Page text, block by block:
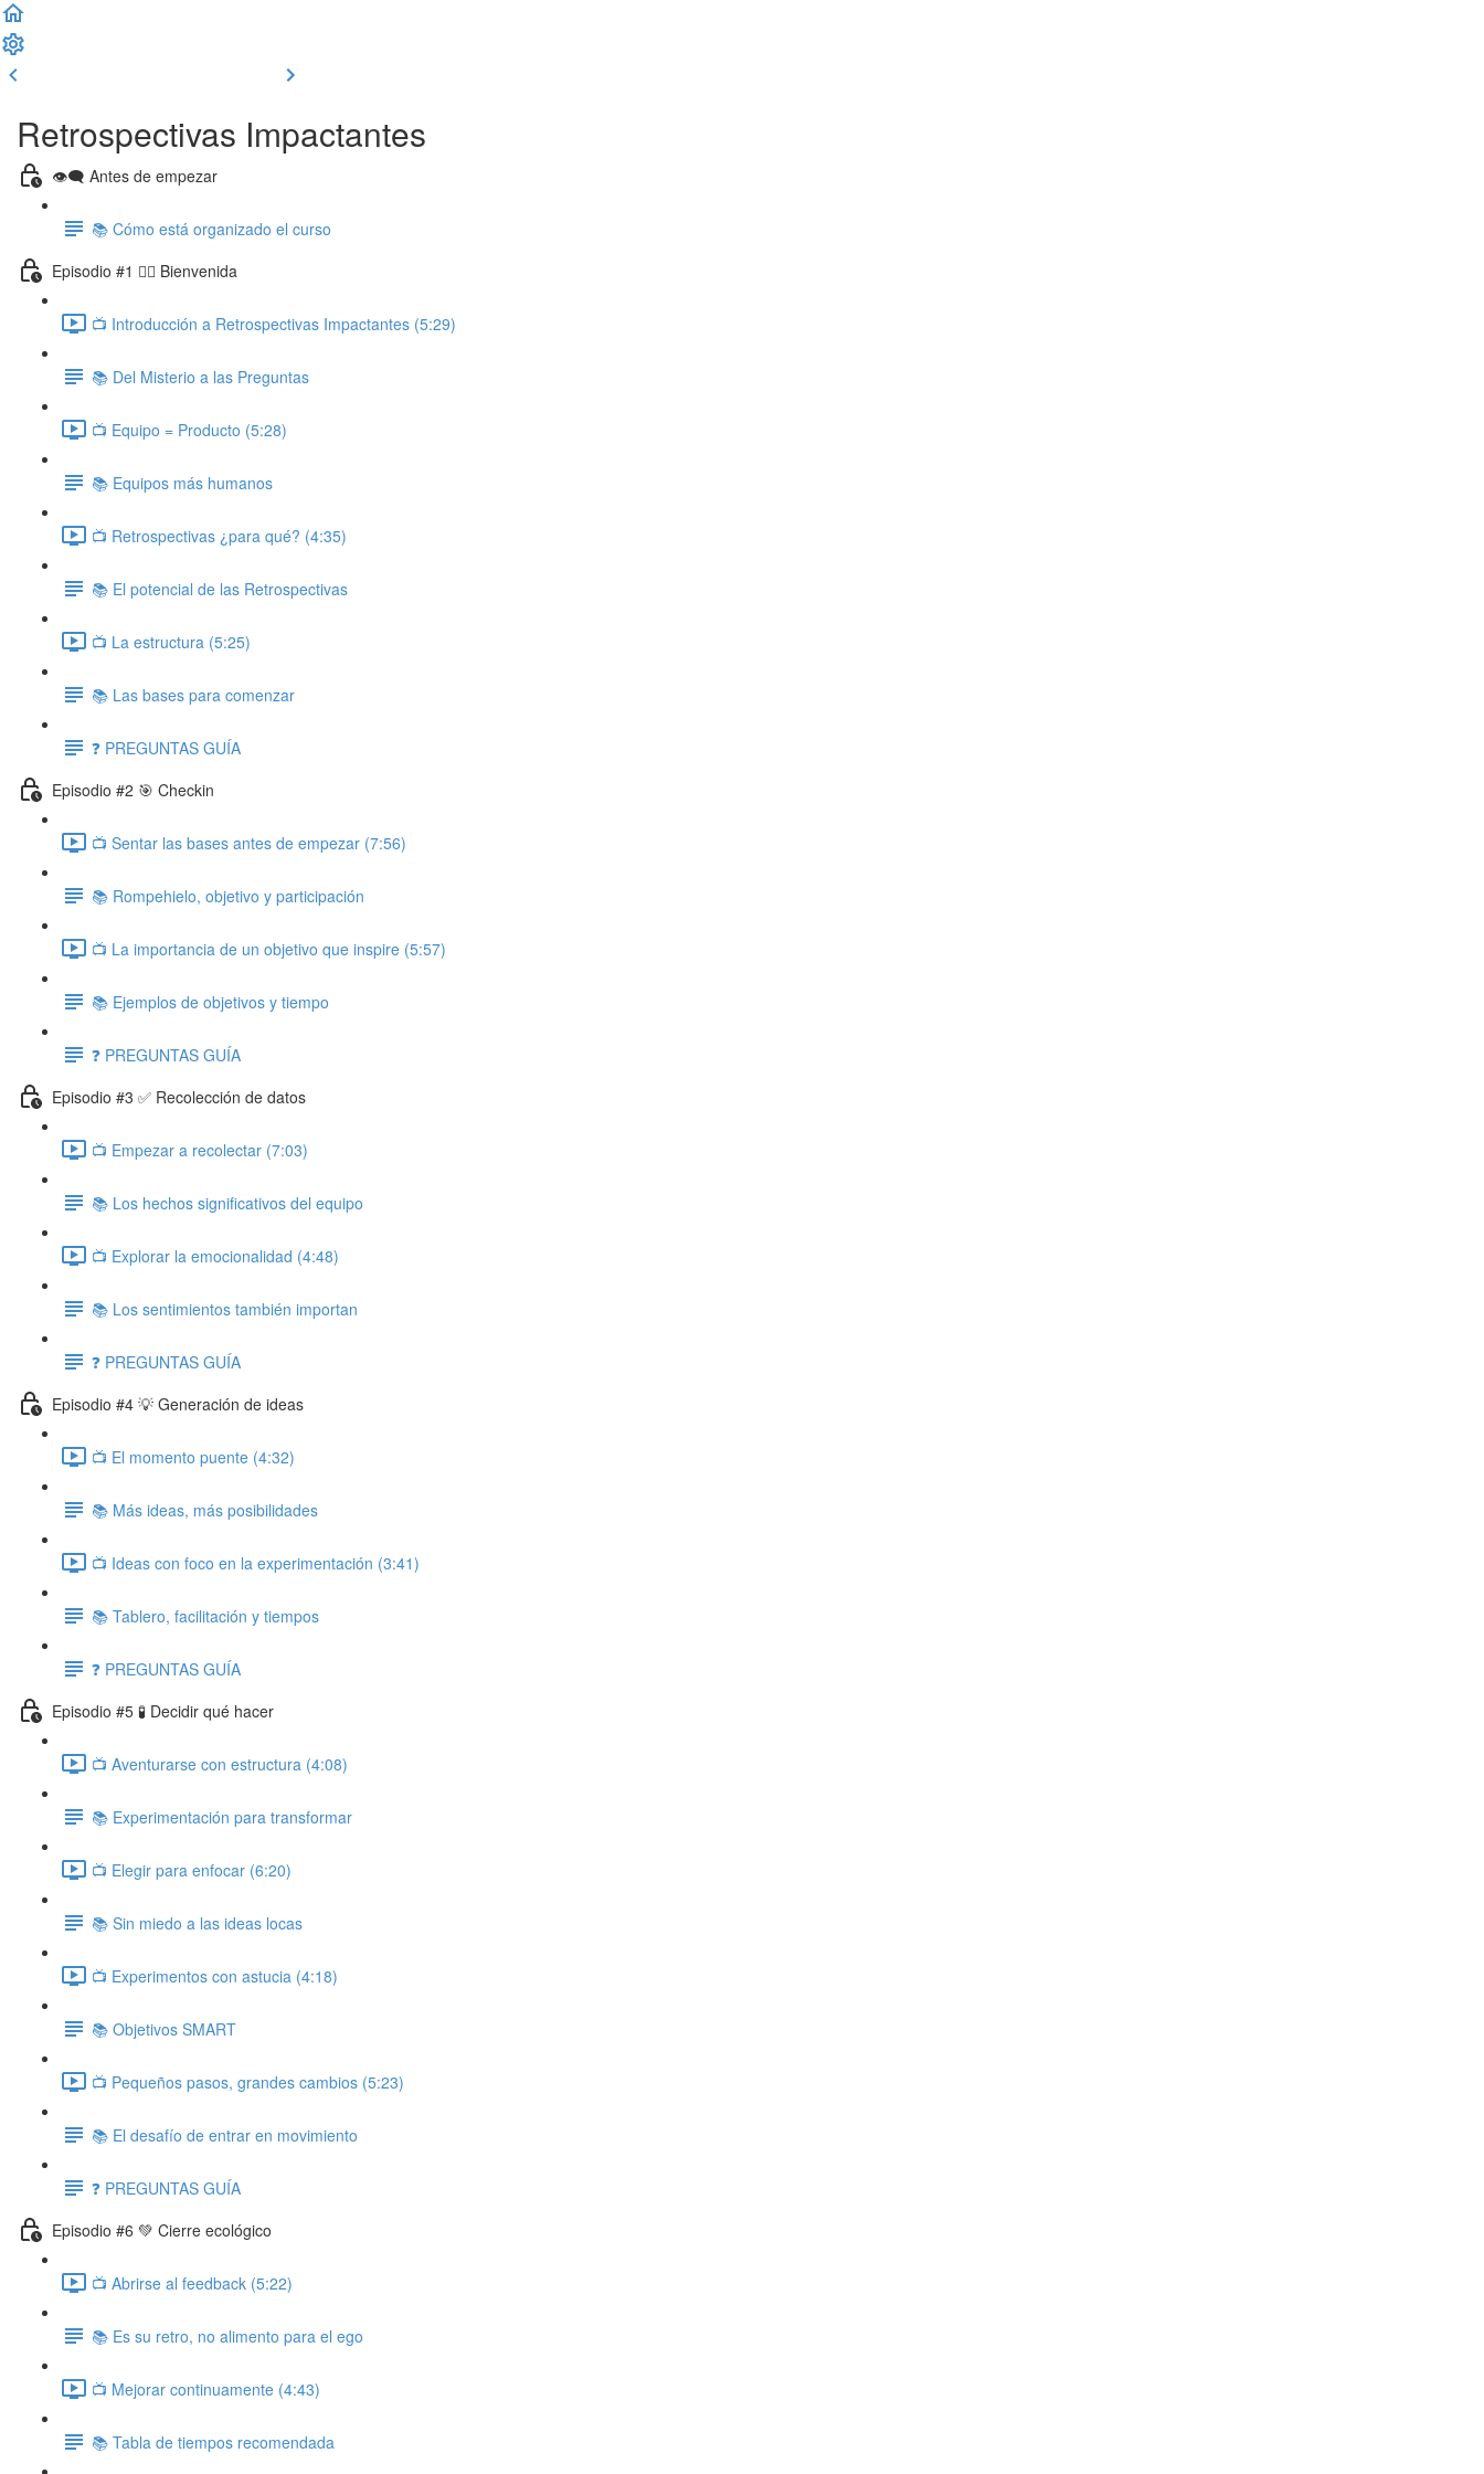
Retrospectivas Impactantes
👁‍🗨 Antes de empezar
📚 Cómo está organizado el curso
Episodio #1 🙋‍♂️ Bienvenida
📺 Introducción a Retrospectivas Impactantes (5:29)
📚 Del Misterio a las Preguntas
📺 Equipo = Producto (5:28)
📚 Equipos más humanos
📺 Retrospectivas ¿para qué? (4:35)
📚 El potencial de las Retrospectivas
📺 La estructura (5:25)
📚 Las bases para comenzar
❓ PREGUNTAS GUÍA
Episodio #2 🎯 Checkin
📺 Sentar las bases antes de empezar (7:56)
📚 Rompehielo, objetivo y participación
📺 La importancia de un objetivo que inspire (5:57)
📚 Ejemplos de objetivos y tiempo
❓ PREGUNTAS GUÍA
Episodio #3 ✅ Recolección de datos
📺 Empezar a recolectar (7:03)
📚 Los hechos significativos del equipo
📺 Explorar la emocionalidad (4:48)
📚 Los sentimientos también importan
❓ PREGUNTAS GUÍA
Episodio #4 💡 Generación de ideas
📺 El momento puente (4:32)
📚 Más ideas, más posibilidades
📺 Ideas con foco en la experimentación (3:41)
📚 Tablero, facilitación y tiempos
❓ PREGUNTAS GUÍA
Episodio #5 🧪 Decidir qué hacer
📺 Aventurarse con estructura (4:08)
📚 Experimentación para transformar
📺 Elegir para enfocar (6:20)
📚 Sin miedo a las ideas locas
📺 Experimentos con astucia (4:18)
📚 Objetivos SMART
📺 Pequeños pasos, grandes cambios (5:23)
📚 El desafío de entrar en movimiento
❓ PREGUNTAS GUÍA
Episodio #6 💚 Cierre ecológico
📺 Abrirse al feedback (5:22)
📚 Es su retro, no alimento para el ego
📺 Mejorar continuamente (4:43)
📚 Tabla de tiempos recomendada